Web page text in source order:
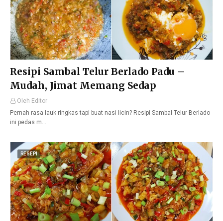
Resipi Sambal Telur Berlado Padu –
Mudah, Jimat Memang Sedap
Oleh Editor
Pernah rasa lauk ringkas tapi buat nasi licin? Resipi Sambal Telur Berlado
ini pedas m…
RESEPI